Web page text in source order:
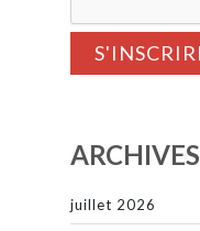
ARCHIVES
juillet 2026